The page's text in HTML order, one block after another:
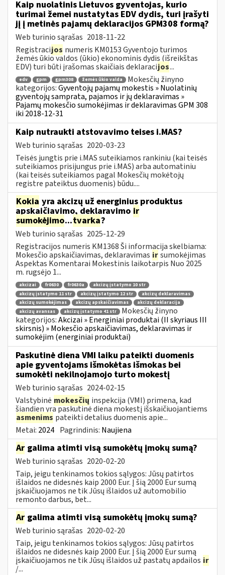
Kaip nuolatinis Lietuvos gyventojas, kurio
turimai žemei nustatytas EDV dydis, turi įrašyti
jį į metinės pajamų deklaracijos GPM308 formą?
Web turinio sąrašas 2018-11-22
Registracijos numeris KM0153 Gyventojo turimos
žemės ūkio valdos (ūkio) ekonominis dydis (išreikštas
EDV) turi būti įrašomas skaičiais deklaracijos...
edv gpm gpm308 žemės ūkio valda
Mokesčių žinyno
kategorijos:Gyventojų pajamų mokestis » Nuolatinių
gyventojų samprata, pajamos ir jų deklaravimas »
Pajamų mokesčio sumokėjimas ir deklaravimas GPM 308
iki 2018-12-31
Kaip nutraukti atstovavimo teises i.MAS?
Web turinio sąrašas 2020-03-23
Teisės jungtis prie i.MAS suteikiamos rankiniu (kai teisės
suteikiamos prisijungus prie i.MAS) arba automatiniu
(kai teisės suteikiamos pagal Mokesčių mokėtojų
registre pateiktus duomenis) būdu....
Kokia yra akcizų už energinius produktus
apskaičiavimo, deklaravimo ir
sumokėjimo...tvarka?
Web turinio sąrašas 2025-12-29
Registracijos numeris KM1368 Ši informacija skelbiama:
Mokesčio apskaičiavimas, deklaravimas irsumokėjimas
Aspektas Komentarai Mokestinis laikotarpis Nuo 2025
m. rugsėjo 1...
akcizai fr0630 fr0630a
akcizų įstatymo 10 str
akcizų įstatymo 11 str
akcizų įstatymo 12 str
akcizų deklaravimas
akcizų sumokėjimas
akcizų apskaičiavimas
akcizų deklaracija
akcizų avansas
akcizų įstatymo 41 str
Mokesčių žinyno
kategorijos:Akcizai » Energiniai produktai (II skyriaus III
skirsnis) » Mokesčio apskaičiavimas, deklaravimas ir
sumokėjim (energiniai produktai)
Paskutinė diena VMI laiku pateikti duomenis
apie gyventojams išmokėtas išmokas bei
sumokėti nekilnojamojo turto mokestį
Web turinio sąrašas 2024-02-15
Valstybinė mokesčių inspekcija (VMI) primena, kad
šiandien yra paskutinė diena mokestį išskaičiuojantiems
asmenims pateikti detalius duomenis apie...
Metai: 2024 Pagrindinis: Naujiena
Ar galima atimti visą sumokėtų įmokų sumą?
Web turinio sąrašas 2020-02-20
Taip, jeigu tenkinamos tokios sąlygos: Jūsų patirtos
išlaidos ne didesnės kaip 2000 Eur. Į šią 2000 Eur sumą
įskaičiuojamos ne tik Jūsų išlaidos už automobilio
remonto darbus, bet...
Ar galima atimti visą sumokėtų įmokų sumą?
Web turinio sąrašas 2020-02-20
Taip, jeigu tenkinamos tokios sąlygos: Jūsų patirtos
išlaidos ne didesnės kaip 2000 Eur. Į šią 2000 Eur sumą
įskaičiuojamos ne tik Jūsų išlaidos už pastatų apdailos ir
/...